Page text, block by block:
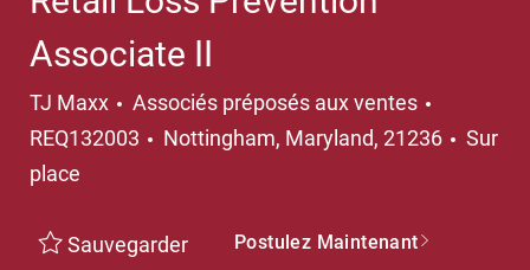
Associate II
TJ Maxx Catégorie
Associés préposés aux ventes
REQ132003
Emplacement
Nottingham, Maryland, 21236
Sur
place
Sauvegarder Postulez Maintenant